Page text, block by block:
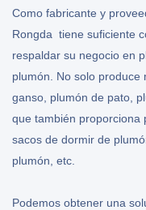
Como fabricante y
Rongda tiene suficiente
respaldar su negocio en
plumón. No solo produce
ganso, plumón de pato,
que también proporciona
sacos de dormir de
plumón, etc.
Podemos obtener una